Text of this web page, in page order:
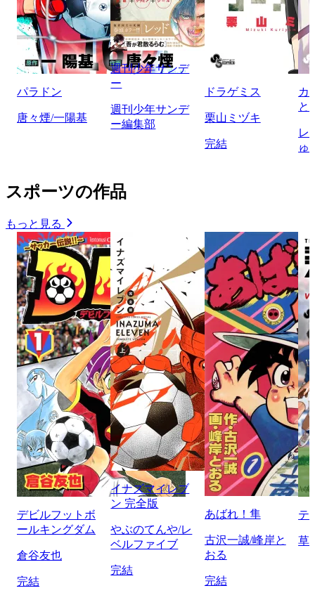
パラドン
唐々煙/一陽基
週刊少年サンデ
ー
週刊少年サンデ
ー編集部
ドラゲミス
栗山ミヅキ
完結
カ
と
レ
ゅ
スポーツの作品
もっと見る
デビルフットボ
ールキングダム
倉谷友也
完結
イナズマイレブ
ン 完全版
やぶのてんや/レ
ベルファイブ
完結
あばれ！隼
古沢一誠/峰岸と
おる
完結
テ
草